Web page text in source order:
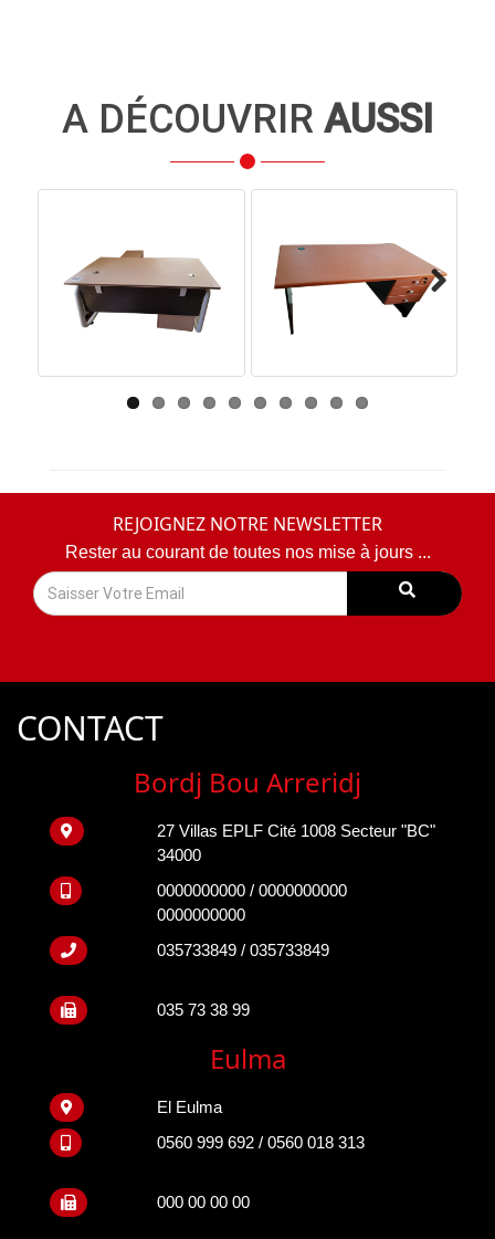
A DÉCOUVRIR AUSSI
Next
REJOIGNEZ NOTRE NEWSLETTER
Rester au courant de toutes nos mise à jours ...
CONTACT
Bordj Bou Arreridj
27 Villas EPLF Cité 1008 Secteur "BC"
34000
0000000000 / 0000000000
0000000000
035733849 / 035733849
035 73 38 99
Eulma
El Eulma
0560 999 692 / 0560 018 313
000 00 00 00